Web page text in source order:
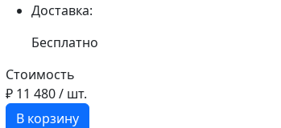
Доставка:
Бесплатно
Стоимость
₽ 11 480/ шт.
В корзину